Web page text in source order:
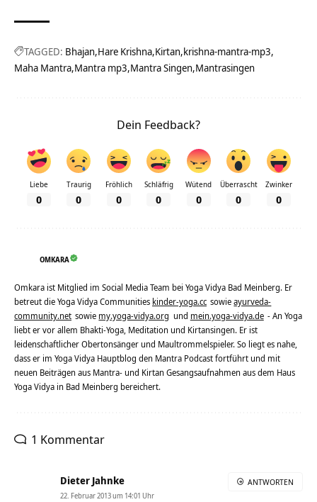
TAGGED: Bhajan Hare Krishna Kirtan krishna-mantra-mp3
Maha Mantra Mantra mp3 Mantra Singen Mantrasingen
Dein Feedback?
Liebe
0
Traurig
0
Fröhlich
0
Schläfrig
0
Wütend
0
Überrascht
0
Zwinker
0
OMKARA
Omkara ist Mitglied im Social Media Team bei Yoga Vidya Bad Meinberg. Er
betreut die Yoga Vidya Communities kinder-yoga.cc sowieayurveda-
community.net sowie my.yoga-vidya.org und mein.yoga-vidya.de - An Yoga
liebt er vor allem Bhakti-Yoga, Meditation und Kirtansingen. Er ist
leidenschaftlicher Obertonsänger und Maultrommelspieler. So liegt es nahe,
dass er im Yoga Vidya Hauptblog den Mantra Podcast fortführt und mit
neuen Beiträgen aus Mantra- und Kirtan Gesangsaufnahmen aus dem Haus
Yoga Vidya in Bad Meinberg bereichert.
1 Kommentar
Dieter Jahnke
22. Februar 2013 um 14:01 Uhr
ANTWORTEN